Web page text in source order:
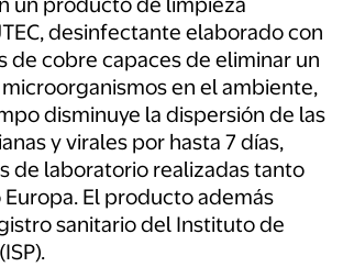
un producto de limpieza
desinfectante elaborado con
de cobre capaces de eliminar un
microorganismos en el ambiente,
disminuye la dispersión de las
y virales por hasta 7 días,
de laboratorio realizadas tanto
El producto además
sanitario del Instituto de